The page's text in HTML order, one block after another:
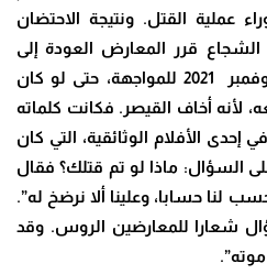
عملية القتل. ونتيجة الاحتضان
قرر المعارض العودة إلى
روسيا بتاريخ كانون الثاني /نوفمبر 2021 للمواجهة، حتى لو كان
لأنه أخاف القيصر. فكانت كلماته
إحدى الأفلام الوثائقية، التي كان
السؤال: ماذا لو تم قتلك؟ فقال
لنا حسابا، وعلينا ألا نرضخ له”.
شعارا للمعارضين الروس. وقد